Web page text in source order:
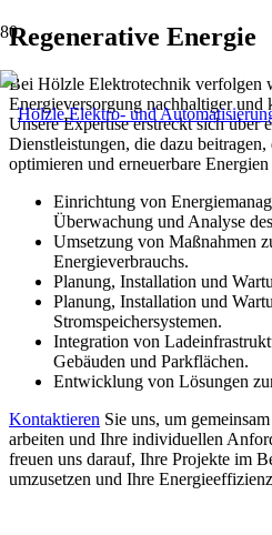
Regenerative Energie
Bei Hölzle Elektrotechnik verfolgen
Energieversorgung nachhaltiger und
Unsere Expertise erstreckt sich über
Dienstleistungen, die dazu
optimieren und erneuerbare
Einrichtung von
Überwachung und Analyse
Umsetzung von Maßnahmen
Energieverbrauchs.
Planung, Installation und
Planung, Installation und
Stromspeichersystemen.
Integration von
Gebäuden und Parkflächen.
Entwicklung von Lösungen
Kontaktieren Sie uns, um
arbeiten und Ihre individuellen
freuen uns darauf, Ihre Projekte im
umzusetzen und Ihre